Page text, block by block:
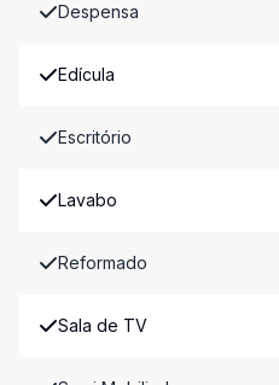
Despensa
Edícula
Escritório
Lavabo
Reformado
Sala de TV